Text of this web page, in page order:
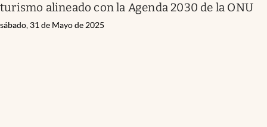
turismo alineado con la Agenda 2030 de la ONU
sábado, 31 de Mayo de 2025